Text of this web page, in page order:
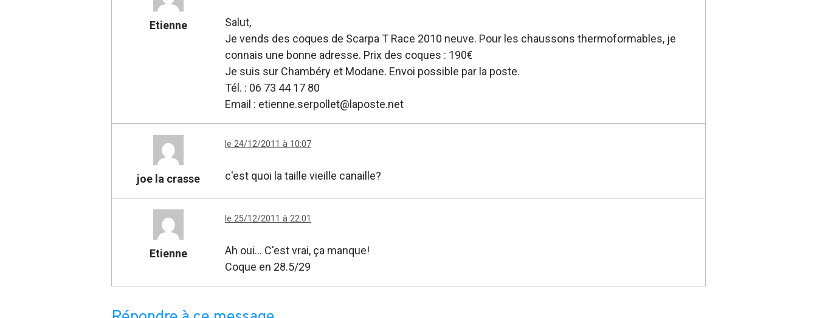
Etienne
Salut,
Je vends des coques de Scarpa T Race 2010 neuve. Pour les chaussons thermoformables, je
connais une bonne adresse. Prix des coques : 190€
Je suis sur Chambéry et Modane. Envoi possible par la poste.
Tél. : 06 73 44 17 80
Email : etienne.serpollet@laposte.net
joe la crasse
le 24/12/2011 à 10:07
c'est quoi la taille vieille canaille?
Etienne
le 25/12/2011 à 22:01
Ah oui... C'est vrai, ça manque!
Coque en 28.5/29